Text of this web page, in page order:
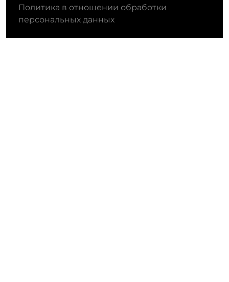
Политика в отношении обработки
персональных данных